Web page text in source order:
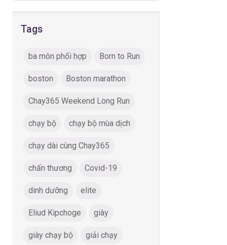
Tags
ba môn phối hợp Born to Run
boston Boston marathon
Chay365 Weekend Long Run
chạy bộ chạy bộ mùa dịch
chạy dài cùng Chay365
chấn thương Covid-19
dinh dưỡng elite
Eliud Kipchoge giày
giày chạy bộ giải chạy